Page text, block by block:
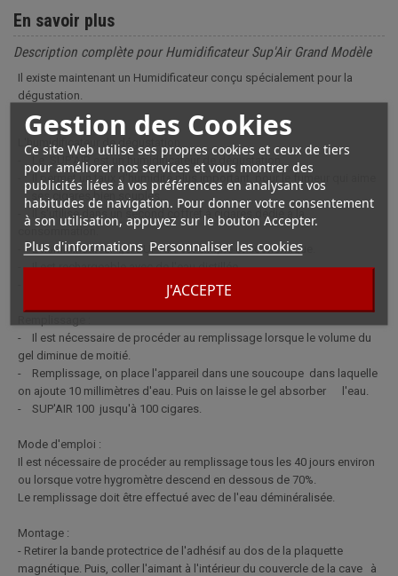
Gestion des Cookies
Ce site Web utilise ses propres cookies et ceux de tiers
pour améliorer nos services et vous montrer des
publicités liées à vos préférences en analysant vos
habitudes de navigation. Pour donner votre consentement
à son utilisation, appuyez sur le bouton Accepter.
Plus d'informations Personnaliser les cookies
J'ACCEPTE
En savoir plus
Description complète pour Humidificateur Sup'Air Grand Modèle
Il existe maintenant un Humidificateur conçu spécialement pour la
dégustation.
L'humidificateur de dégustation
- Le SUP'AIR est un humidificateur de dégustation.
- Il permet un taux d'humidité plus important, pour le fumeur qui aime
ses cigares bien souples.
- Il s'utilise dans un second coffret à cigares dédié à la
- L'humidificateur-gel SUP'AIR est simple et économique.
- Il est rechargeable avec de l'eau distillée.
- Le gel SUP'AIR est translucide et permet de constater le niveau de
- Il est nécessaire de procéder au remplissage lorsque le volume du
gel diminue de moitié.
- Remplissage, on place l'appareil dans une soucoupe dans laquelle
on ajoute 10 millimètres d'eau. Puis on laisse le gel absorber l'eau.
- SUP'AIR 100 jusqu'à 100 cigares.
Mode d'emploi :
Il est nécessaire de procéder au remplissage tous les 40 jours environ
ou lorsque votre hygromètre descend en dessous de 70%.
Le remplissage doit être effectué avec de l'eau déminéralisée.
Montage :
- Retirer la bande protectrice de l'adhésif au dos de la plaquette
magnétique. Puis, coller l'aimant à l'intérieur du couvercle de la cave à